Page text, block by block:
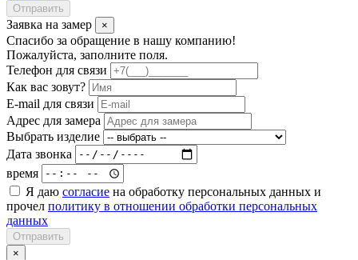
Отправить
Заявка на замер ×
Спасибо за обращение в нашу компанию!
Пожалуйста, заполните поля.
Телефон для связи
Как вас зовут?
E-mail для связи
Адрес для замера
Выбрать изделие
Дата звонка
время
Я даю согласие на обработку персональных данных и
прочел политику в отношении обработки персональных
данных
Отправить
×